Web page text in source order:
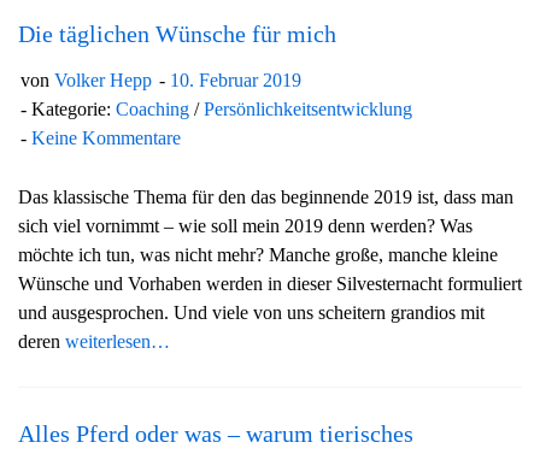
Die täglichen Wünsche für mich
von Volker Hepp
10. Februar 2019
Kategorie: Coaching /Persönlichkeitsentwicklung
Keine Kommentare
Das klassische Thema für den das beginnende 2019 ist, dass man
sich viel vornimmt – wie soll mein 2019 denn werden? Was
möchte ich tun, was nicht mehr? Manche große, manche kleine
Wünsche und Vorhaben werden in dieser Silvesternacht formuliert
und ausgesprochen. Und viele von uns scheitern grandios mit
deren weiterlesen…
Alles Pferd oder was – warum tierisches